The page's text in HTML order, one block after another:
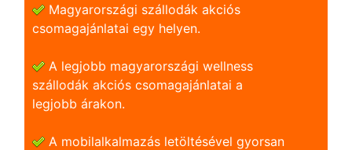
Magyarországi szállodák akciós
csomagajánlatai egy helyen.
A legjobb magyarországi wellness
szállodák akciós csomagajánlatai a
legjobb árakon.
A mobilalkalmazás letöltésével gyorsan